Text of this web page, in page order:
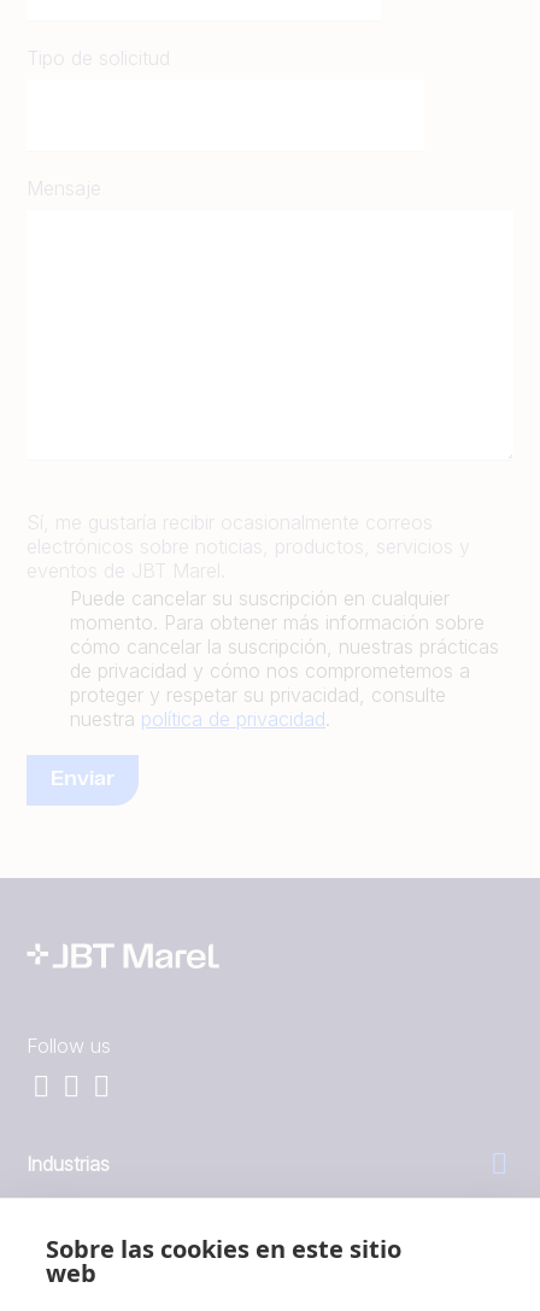
Sobre las cookies en este sitio
web
Tipo de solicitud
Mensaje
Sí, me gustaría recibir ocasionalmente correos
electrónicos sobre noticias, productos, servicios y
eventos de JBT Marel.
Puede cancelar su suscripción en cualquier
momento. Para obtener más información sobre
cómo cancelar la suscripción, nuestras prácticas
de privacidad y cómo nos comprometemos a
proteger y respetar su privacidad, consulte
nuestra política de privacidad.
Follow us
Industrias